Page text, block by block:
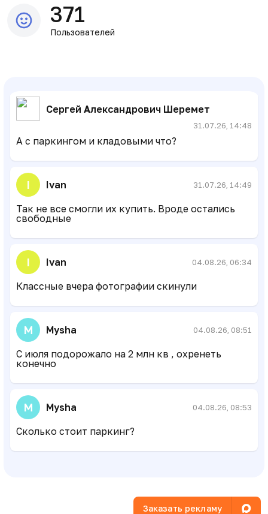
371
Пользователей
M Mysha 04.08.26, 08:53
Сколько стоит паркинг?
M Mysha 04.08.26, 08:51
С июля подорожало на 2 млн кв , охренеть
конечно
I Ivan 04.08.26, 06:34
Классные вчера фотографии скинули
I Ivan 31.07.26, 14:49
Так не все смогли их купить. Вроде остались
свободные
Сергей Александрович Шеремет
31.07.26, 14:48
А с паркингом и кладовыми что?
Заказать рекламу